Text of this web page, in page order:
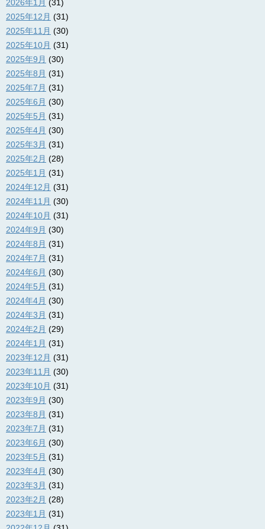
2026年1月 (31)
2025年12月 (31)
2025年11月 (30)
2025年10月 (31)
2025年9月 (30)
2025年8月 (31)
2025年7月 (31)
2025年6月 (30)
2025年5月 (31)
2025年4月 (30)
2025年3月 (31)
2025年2月 (28)
2025年1月 (31)
2024年12月 (31)
2024年11月 (30)
2024年10月 (31)
2024年9月 (30)
2024年8月 (31)
2024年7月 (31)
2024年6月 (30)
2024年5月 (31)
2024年4月 (30)
2024年3月 (31)
2024年2月 (29)
2024年1月 (31)
2023年12月 (31)
2023年11月 (30)
2023年10月 (31)
2023年9月 (30)
2023年8月 (31)
2023年7月 (31)
2023年6月 (30)
2023年5月 (31)
2023年4月 (30)
2023年3月 (31)
2023年2月 (28)
2023年1月 (31)